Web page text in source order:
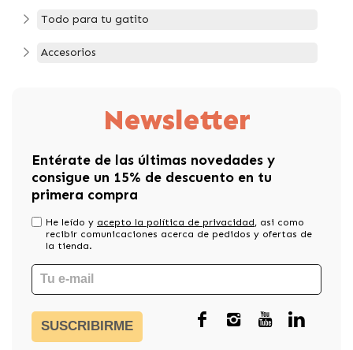
Todo para tu gatito
Accesorios
Newsletter
Entérate de las últimas novedades y
consigue un 15% de descuento en tu
primera compra
He leído y acepto la política de privacidad, asi como
recibir comunicaciones acerca de pedidos y ofertas de
la tienda.
SUSCRIBIRME